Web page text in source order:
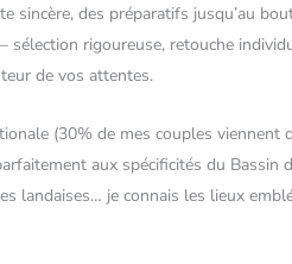
sincère, des préparatifs jusqu’au
rigoureuse, retouche
de vos attentes.
(30% de mes couples viennent
aux spécificités du Bassin
landaises… je connais les lieux